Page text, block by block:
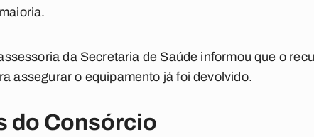
da Secretaria de Saúde informou que o
assegurar o equipamento já foi devolvido.
do Consórcio